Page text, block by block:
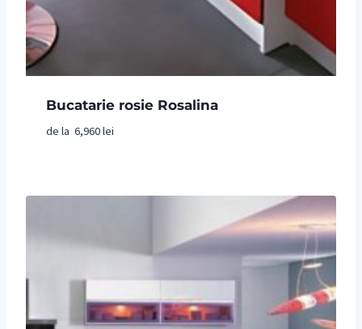
Bucatarie rosie Rosalina
de la 6,960lei